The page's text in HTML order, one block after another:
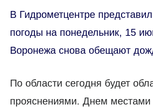
В Гидрометцентре
погоды на понедельник, 15
Воронежа снова обещают
По области сегодня будет
прояснениями. Днем местами